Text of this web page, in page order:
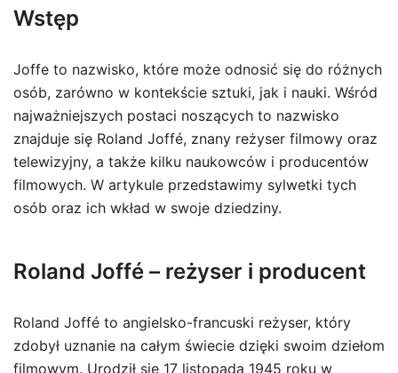
Wstęp
Joffe to nazwisko, które może odnosić się do różnych
osób, zarówno w kontekście sztuki, jak i nauki. Wśród
najważniejszych postaci noszących to nazwisko
znajduje się Roland Joffé, znany reżyser filmowy oraz
telewizyjny, a także kilku naukowców i producentów
filmowych. W artykule przedstawimy sylwetki tych
osób oraz ich wkład w swoje dziedziny.
Roland Joffé – reżyser i producent
Roland Joffé to angielsko-francuski reżyser, który
zdobył uznanie na całym świecie dzięki swoim dziełom
filmowym. Urodził się 17 listopada 1945 roku w